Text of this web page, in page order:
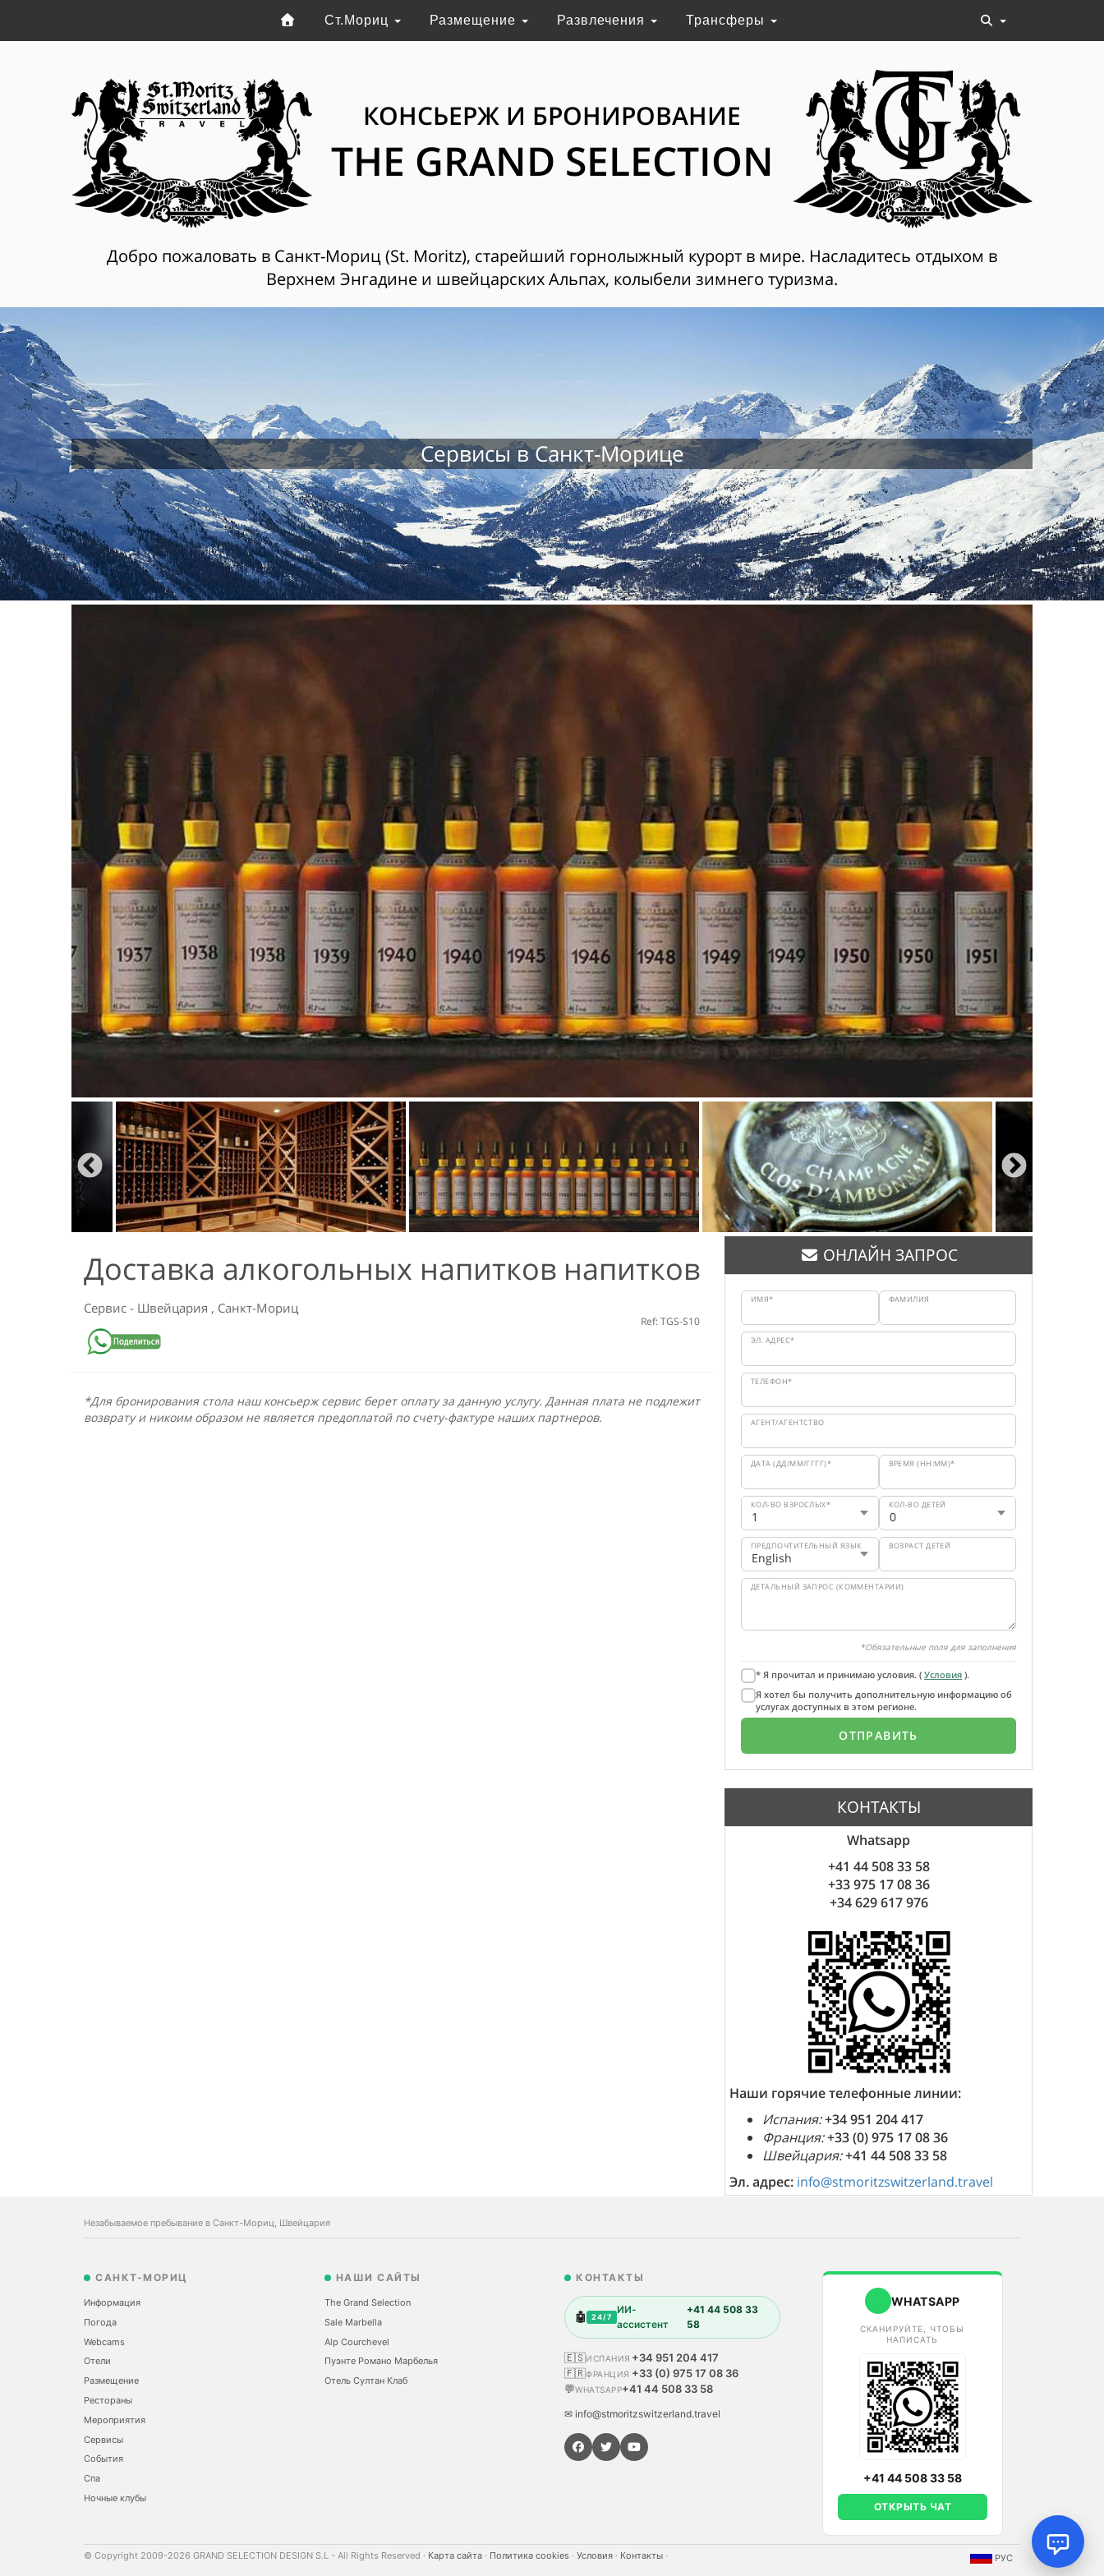
Ст.Мориц Размещение Развлечения Трансферы
КОНСЬЕРЖ И БРОНИРОВАНИЕ
THE GRAND SELECTION
Добро пожаловать в Санкт-Мориц (St. Moritz), старейший горнолыжный курорт в мире. Насладитесь отдыхом в
Верхнем Энгадине и швейцарских Альпах, колыбели зимнего туризма.
Сервисы в Санкт-Морице
Доставка алкогольных напитков напитков
Сервис - Швейцария , Санкт-Мориц
Ref: TGS-S10
*Для бронирования стола наш консьерж сервис берет оплату за данную услугу. Данная плата не подлежит
возврату и никоим образом не является предоплатой по счету-фактуре наших партнеров.
ОНЛАЙН ЗАПРОС
ИМЯ* ФАМИЛИЯ
ЭЛ. АДРЕС*
ТЕЛЕФОН*
АГЕНТ/АГЕНТСТВО
ДАТА (ДД/ММ/ГГГГ)* ВРЕМЯ (HH:MM)*
КОЛ-ВО ВЗРОСЛЫХ* КОЛ-ВО ДЕТЕЙ
ПРЕДПОЧТИТЕЛЬНЫЙ ЯЗЫК ВОЗРАСТ ДЕТЕЙ
ДЕТАЛЬНЫЙ ЗАПРОС (КОММЕНТАРИИ)
*Обязательные поля для заполнения
* Я прочитал и принимаю условия. ( Условия ).
Я хотел бы получить дополнительную информацию об
услугах доступных в этом регионе.
КОНТАКТЫ
Whatsapp
+41 44 508 33 58
+33 975 17 08 36
+34 629 617 976
Наши горячие телефонные линии:
Испания:+34 951 204 417
Франция:+33 (0) 975 17 08 36
Швейцария:+41 44 508 33 58
Эл. адрес: info@stmoritzswitzerland.travel
Незабываемое пребывание в Санкт-Мориц, Швейцария
САНКТ-МОРИЦ
Информация
Погода
Webcams
Отели
Размещение
Рестораны
Мероприятия
Сервисы
События
Спа
Ночные клубы
НАШИ САЙТЫ
The Grand Selection
Sale Marbella
Alp Courchevel
Пуэнте Романо Марбелья
Отель Султан Клаб
КОНТАКТЫ
🤖 24/7
ИИ-
ассистент
+41 44 508 33
58
🇪🇸ИСПАНИЯ +34 951 204 417
🇫🇷ФРАНЦИЯ +33 (0) 975 17 08 36
💬WHATSAPP+41 44 508 33 58
✉ info@stmoritzswitzerland.travel
WHATSAPP
СКАНИРУЙТЕ, ЧТОБЫ
НАПИСАТЬ
+41 44 508 33 58
ОТКРЫТЬ ЧАТ
© Copyright 2009-2026 GRAND SELECTION DESIGN S.L - All Rights Reserved · Карта сайта · Политика cookies · Условия · Контакты · РУС